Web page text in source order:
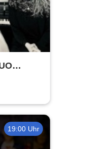
19:00 Uhr